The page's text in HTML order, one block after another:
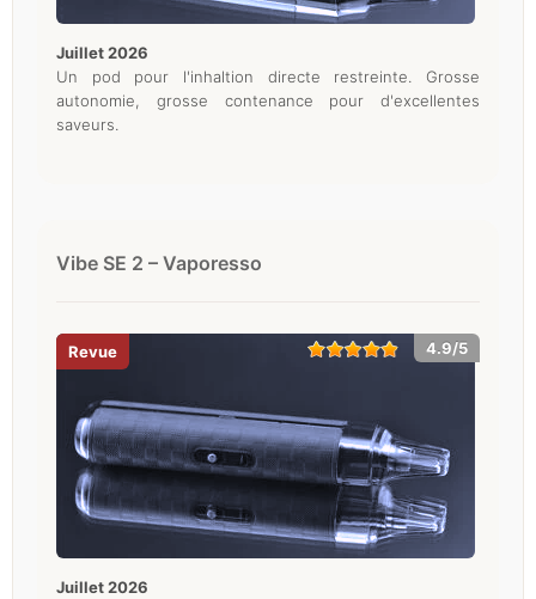
juillet 2026
Un pod pour l'inhaltion directe restreinte. Grosse
autonomie, grosse contenance pour d'excellentes
saveurs.
Vibe SE 2 – Vaporesso
4.9/5
juillet 2026